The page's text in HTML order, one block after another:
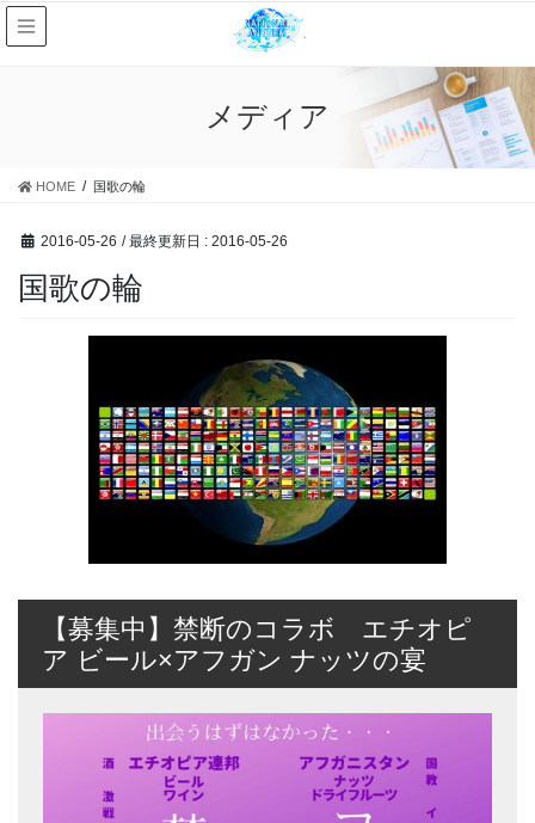
メディア
HOME 国歌の輪
2016-05-26 / 最終更新日 : 2016-05-26
国歌の輪
【募集中】禁断のコラボ エチオピ
ア ビール×アフガン ナッツの宴